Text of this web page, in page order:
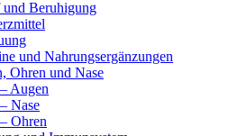
und Beruhigung
und Nahrungsergänzungen
Ohren und Nase
– Augen
– Nase
– Ohren